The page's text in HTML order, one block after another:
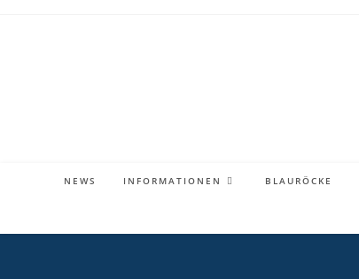
NEWS INFORMATIONEN BLAURÖCKE